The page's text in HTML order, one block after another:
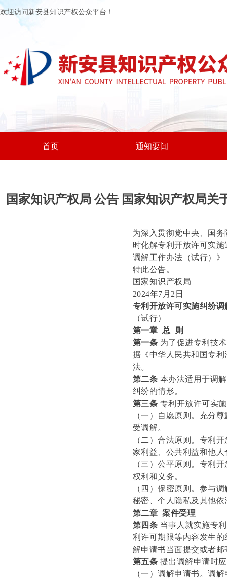
欢迎访问新安县知识产权公众平台！
首页 通知要闻
国家知识产权局 公告 国家知识产权局
为深入贯彻党中央、国
时化解专利开放许可实
调解工作办法（试行）
特此公告。
国家知识产权局
2024年7月2日
专利开放许可实施纠纷
（试行）
第一章 总 则
第一条 为了促进专利技
据《中华人民共和国专
法。
第二条 本办法适用于调
纠纷的情形。
第三条 专利开放许可实
（一）自愿原则。充分
受调解。
（二）合法原则。专利
家利益、公共利益和他
（三）公平原则。专利
权利和义务。
（四）保密原则。参与
秘密、个人隐私及其他
第二章 案件受理
第四条 当事人就实施专
利许可期限等内容发生
解申请书当面提交或者
第五条 提出调解申请时
（一）调解申请书。调